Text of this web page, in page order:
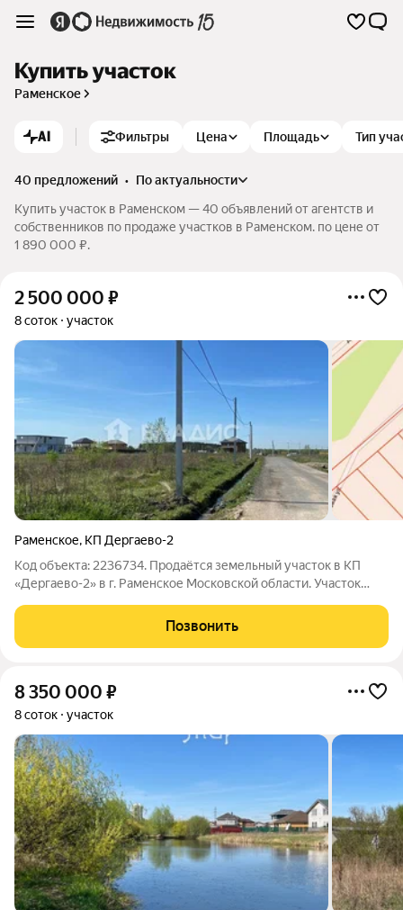
Купить участок
Раменское
AI Фильтры Цена Площадь Тип
40 предложений •
по актуальности
Купить участок в Раменском — 40 объявлений от агентств и
собственников по продаже участков в Раменском. по цене от
1 890 000 ₽.
2 500 000 ₽
8 соток участок
Раменское, КП Дергаево-2
Код объекта: 2236734. Продаётся земельный участок в КП
«Дергаево-2» в г. Раменское Московской области. Участок
Медовая, его площадь составляет 7,95 соток. Удобный проезд к
участку в любое время года.
Позвонить
8 350 000 ₽
8 соток участок